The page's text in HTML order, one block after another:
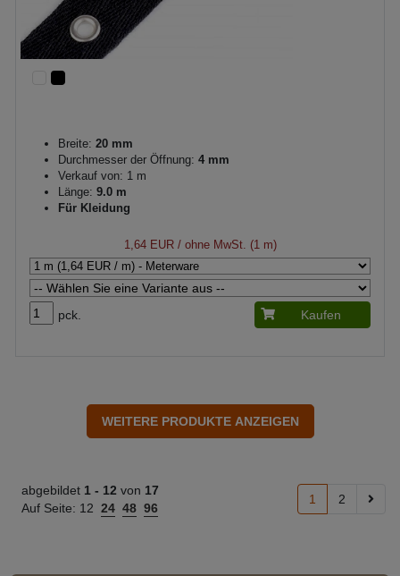
Breite: 20 mm
Durchmesser der Öffnung: 4 mm
Verkauf von: 1 m
Länge: 9.0 m
Für Kleidung
1,64 EUR/ ohne MwSt. (1 m)
pck. Kaufen
abgebildet 1 - 12 von 17
Auf Seite: 12 24 48 96
1 2